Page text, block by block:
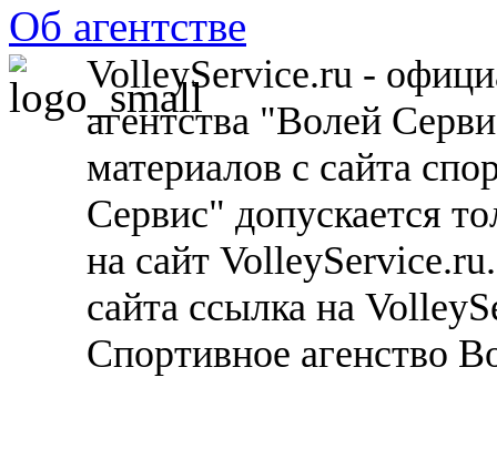
Об агентстве
VolleyService.ru -
агентства "Волей
материалов с сайта
Сервис" допускается
на сайт
сайта ссылка на
Спортивное агенство